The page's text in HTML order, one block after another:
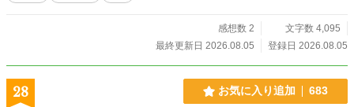
感想数 2
文字数 4,095
最終更新日 2026.08.05
登録日 2026.08.05
28 お気に入り追加 683